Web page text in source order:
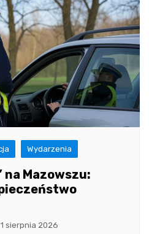
Wydarzenia
Mazowszu:
1 sierpnia 2026